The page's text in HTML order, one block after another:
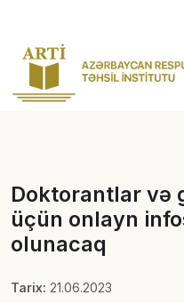
Doktorantlar və
üçün onlayn
olunacaq
Tarix: 21.06.2023